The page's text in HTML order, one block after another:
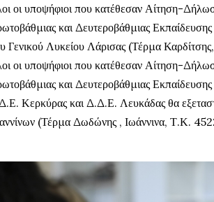
οι υποψήφιοι που κατέθεσαν Αίτηση-
και Δευτεροβάθμιας
Γενικού Λυκείου Λάρισας (Τέρμα
οι υποψήφιοι που κατέθεσαν Αίτηση-
και Δευτεροβάθμιας
Κερκύρας και Δ.Δ.Ε. Λευκάδας θα
(Τέρμα Δωδώνης , Ιωάννινα, Τ.Κ.